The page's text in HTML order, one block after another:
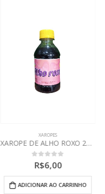
XAROPES
XAROPE DE ALHO ROXO 200ml
out of 5
R$6,00
ADICIONAR AO CARRINHO